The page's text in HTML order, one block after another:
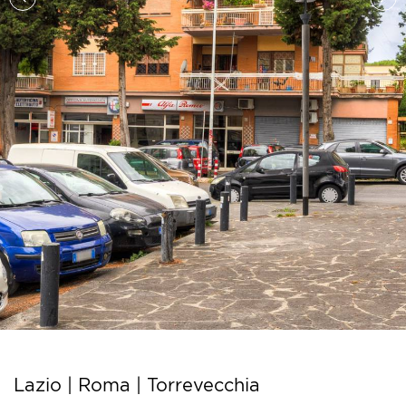
Lazio | Roma | Torrevecchia